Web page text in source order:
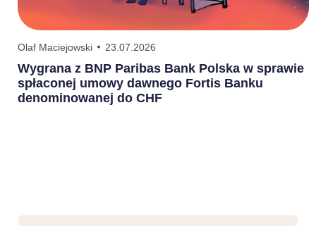
Olaf Maciejowski 23.07.2026
Wygrana z BNP Paribas Bank Polska w sprawie
spłaconej umowy dawnego Fortis Banku
denominowanej do CHF